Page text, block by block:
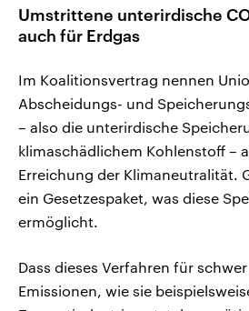
Umstrittene unterirdische
auch für Erdgas
Im Koalitionsvertrag nennen
Abscheidungs- und
– also die unterirdische
klimaschädlichem Kohlenstoff –
Erreichung der Klimaneutralität.
ein Gesetzespaket, was diese
ermöglicht.
Dass dieses Verfahren für
Emissionen, wie sie